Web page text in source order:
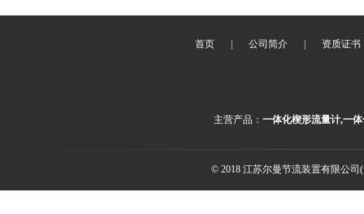
首页 公司简介 资质证书
主营产品：一体化楔形流量计,一
© 2018 江苏尔曼节流装置有限公司